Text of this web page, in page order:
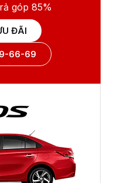
góp 85%
ĐÃI
66-69